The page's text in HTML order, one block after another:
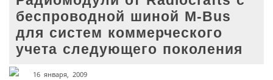
беспроводной шиной M-Bus
для систем коммерческого
учета следующего поколения
16 января, 2009